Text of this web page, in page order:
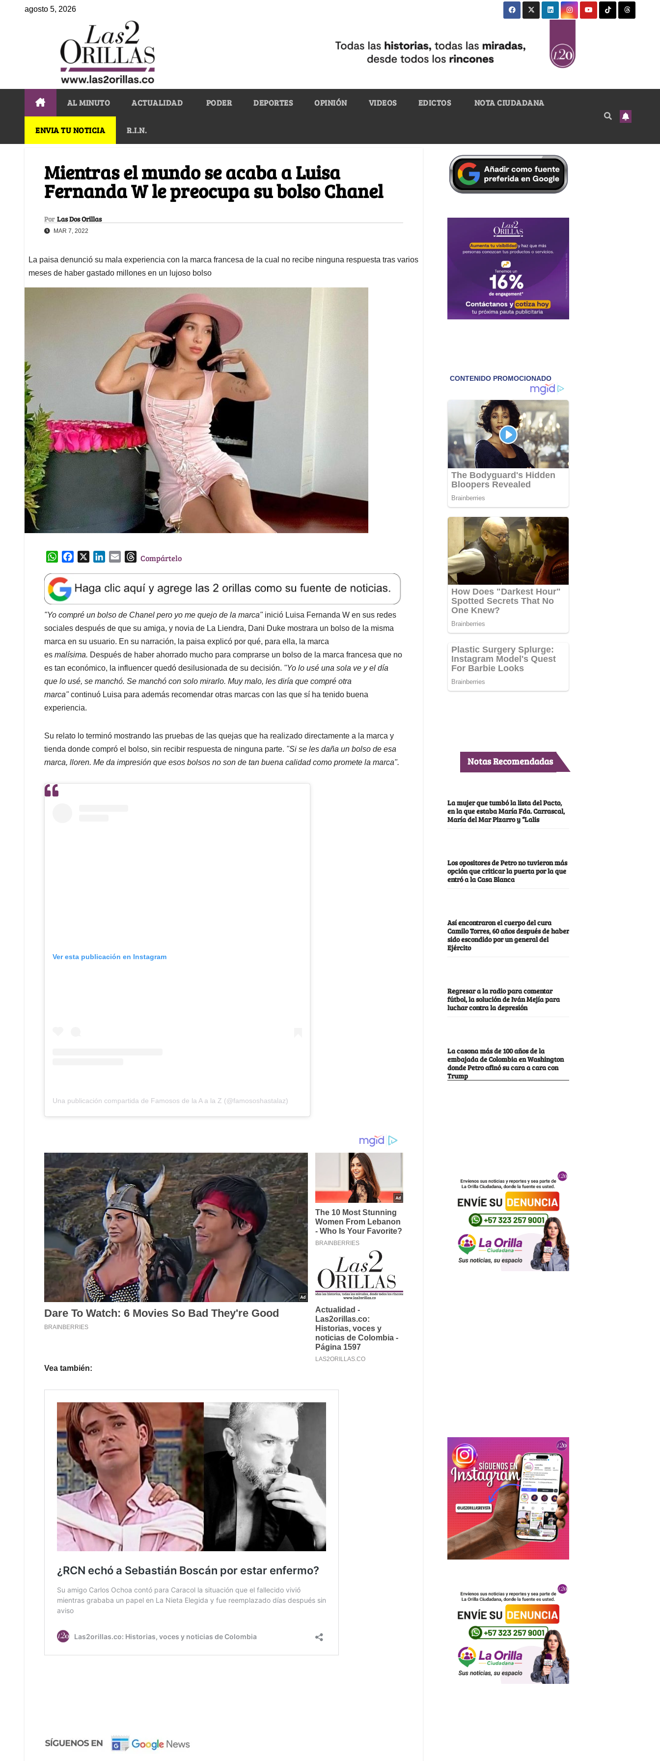
agosto 5, 2026
AL MINUTO ACTUALIDAD PODER DEPORTES OPINIÓN VIDEOS EDICTOS NOTA CIUDADANA
ENVIA TU NOTICIA R.I.N.
Mientras el mundo se acaba a Luisa
Fernanda W le preocupa su bolso Chanel
Por Las Dos Orillas
MAR 7, 2022
La paisa denunció su mala experiencia con la marca francesa de la cual no recibe ninguna respuesta tras varios
meses de haber gastado millones en un lujoso bolso
W
a
t
s
A
p
p
e
b
o
o
k
k
e
d
I
n
l
T
e
a
d
s
Compártelo
"Yo compré un bolso de Chanel pero yo me quejo de la marca" inició Luisa Fernanda W en sus redes
sociales después de que su amiga, y novia de La Liendra, Dani Duke mostrara un bolso de la misma
marca en su usuario. En su narración, la paisa explicó por qué, para ella, la marca
es malísima. Después de haber ahorrado mucho para comprarse un bolso de la marca francesa que no
es tan económico, la influencer quedó desilusionada de su decisión. "Yo lo usé una sola ve y el día
que lo usé, se manchó. Se manchó con solo mirarlo. Muymalo, les diría que compré otra
marca"continuó Luisa para además recomendar otras marcas con las que sí ha tenido buena
experiencia.
Su relato lo terminó mostrando las pruebas de las quejas que ha realizado directamente a la marca y
tienda donde compró el bolso, sin recibir respuesta de ninguna parte. "Si se les daña un bolso de esa
marca, lloren. Me da impresión que esos bolsos no son de tan buena calidad como promete la marca".
Ver esta publicación en Instagram
Una publicación compartida de Famosos de la A a la Z (@famososhastalaz)
Vea también:
Notas Recomendadas
La mujer que tumbó la lista del Pacto,
en la que estaba María Fda. Carrascal,
María del Mar Pizarro y “Lalis
Los opositores de Petro no tuvieron más
opción que criticar la puerta por la que
entró a la Casa Blanca
Así encontraron el cuerpo del cura
Camilo Torres, 60 años después de haber
sido escondido por un general del
Ejército
Regresar a la radio para comentar
fútbol, la solución de Iván Mejía para
luchar contra la depresión
La casona más de 100 años de la
embajada de Colombia en Washington
donde Petro afinó su cara a cara con
Trump